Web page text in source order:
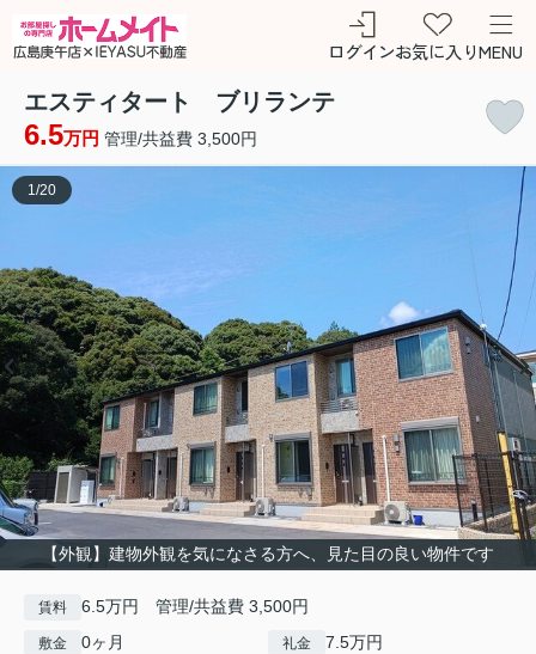
ログインお気に入りMENU
エスティタート ブリランテ
6.5万円 管理/共益費 3,500円
【外観】建物外観を気になさる方へ、見た目の良い物件です
1 /20
賃料 6.5万円 管理/共益費 3,500円
敷金 0ヶ月 礼金 7.5万円